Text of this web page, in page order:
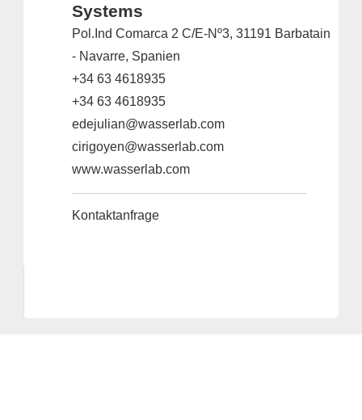
Systems
Pol.Ind Comarca 2 C/E-Nº3, 31191 Barbatain
- Navarre, Spanien
+34 63 4618935
+34 63 4618935
edejulian@wasserlab.com
cirigoyen@wasserlab.com
www.wasserlab.com
Kontaktanfrage